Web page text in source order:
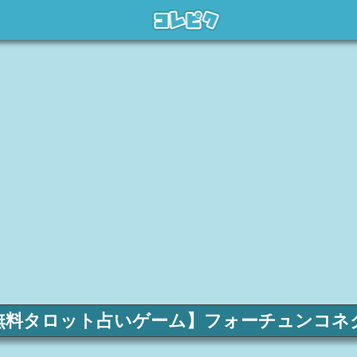
料タロット占いゲーム】フォーチュンコネ